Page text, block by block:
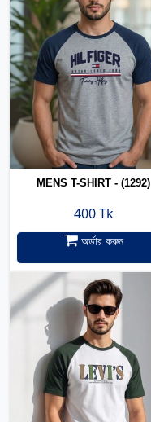
MENS T-SHIRT - (1292)
400 Tk
অর্ডার করুন